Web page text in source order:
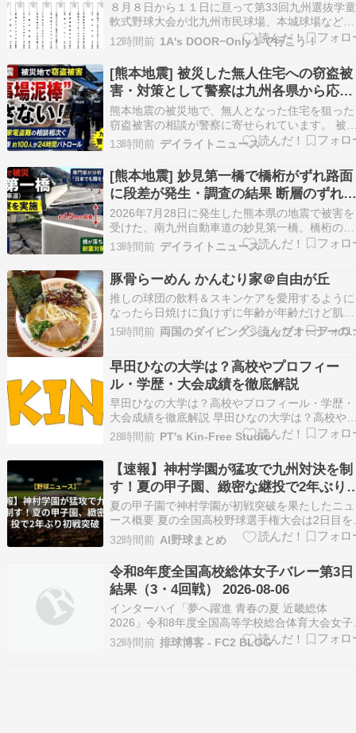
８月８日から１１日に亘って第33回九州選抜学童
軟式野球大会が北九州市民球場、本城球場などで
九州No.１を競うう大会が開催されます。 北九州
ら吉田レグルスが福岡代表として出場します。優
勝目指して頑張ってください。 初心者からプロ
球志望者まで楽しめる 三萩野バッティングセン
ー…
12時間前 1A's DOOR−Only１で行こう！
[熊本地震] 被災した無人住宅への窃盗被
害・対策として警察は九州各県から応援
部隊を派遣24時間体制でパトロール！
熊本地震の被災地で、無人となった住宅を狙った
窃盗被害の相談が警察に寄せられています。 被
地では、いわゆる「火事場泥棒」とみられる事案
への警戒が強まっており、警察は九州各県から応
援部隊を派遣し、24時間体制でパトロールを実施
しています。 要点まとめ 被災した無人住宅で家
などの…
13時間前 デイライトニュース
[熊本地震] 妙見第一橋で橋桁がずれ路面
に段差が発生・調査の結果 断層のずれ
原因と分析！
2026年7月28日に発生した熊本県の地震で被害を
受けた、南九州自動車道の妙見第一橋。橋桁のず
れなどにより通行止めが続く中、専門家や国土交
通省関係者らによる現地視察が行われました。
地では約1.5メートルの段差や地割れが確認され
検討委員会は断層のずれが橋の被害に直接影響し
た…
13時間前 デイライトニュース
豚骨らーめん かんむり家＠自由が丘
推しの球団の飲料＆スキンケアを愛用するように
なったら日焼けに負けずに年齢が年齢だけど肌が
ツルモチになってる♪よく麺の感想で使ってるけ
質感は違いますが。知り合いに6日に自由が丘で
トにしてたお店から。結心の隣となっており、く
の字型の…
15時間前 両国のダイビング
早田ひなの大学は？高校やプロフィー
ル・学歴・大会成績を徹底解説
早田ひなの大学は？高校やプロフィール・学歴・
大会成績を徹底解説 早田ひなの大学は？高校や
ロフィール・大会成績を紹介 早田ひな選手は、
岡県出身で日本生命に所属する卓球選手です。パ
リ2024オリンピックでは女子シングルス銅メダ
ル、女子団体銀メダルを獲得しました。 本記事
は、年…
28時間前 PT's Kin-Free Studio
【速報】神村学園が猛攻で九州対決を制
す！夏の甲子園、緻密な継投で2年ぶり
戦突破
夏の甲子園で神村学園が初戦突破を果たしたニュ
ース概要 夏の全国高校野球選手権大会は2日目を
え、甲子園球場では1回戦の2試合が行われまし
た。 第1試合は鹿児島代表の神村学園と福岡代表
東筑による九州勢対決となりました。 試合は1回
に東筑の平山が先頭打者本塁打を放ち先制する展
開と…
32時間前 AI野球まとめ
令和8年度全国高校総体女子バレー第3日
結果（3・4回戦） 2026-08-06
インターハイ「夢へ躍進 青春の夏 近畿総体
2026」令和8年度全国高等学校総合体育大会女子
レーボール競技大会2025年08月03日(月)～08月
日(金) 滋賀県草津市立滋賀トヨタ アリーナ／守
32時間前 排球博客 - FC2 BLOG